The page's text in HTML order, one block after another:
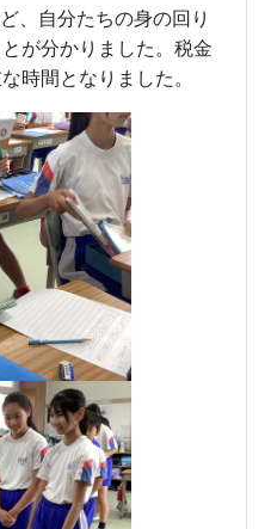
、自分たちの身の回り
が分かりました。税金
時間となりました。